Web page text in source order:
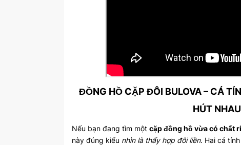
ĐỒNG HỒ CẶP ĐÔI BULOVA – CÁ
HÚT
Nếu bạn đang tìm mộtcặp đồng hồ vừa có chất
này đúng kiểu nhìn là thấy hợp đôi liền. Hai cá